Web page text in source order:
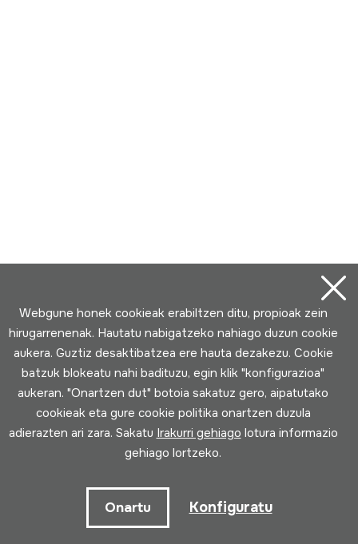
Webgune honek cookieak erabiltzen ditu, propioak zein
hirugarrenenak. Hautatu nabigatzeko nahiago duzun cookie
aukera. Guztiz desaktibatzea ere hauta dezakezu. Cookie
batzuk blokeatu nahi badituzu, egin klik "konfigurazioa"
aukeran. "Onartzen dut" botoia sakatuz gero, aipatutako
cookieak eta gure cookie politika onartzen duzula
adierazten ari zara. Sakatu Irakurri gehiago lotura informazio
gehiago lortzeko.
Onartu Konfiguratu